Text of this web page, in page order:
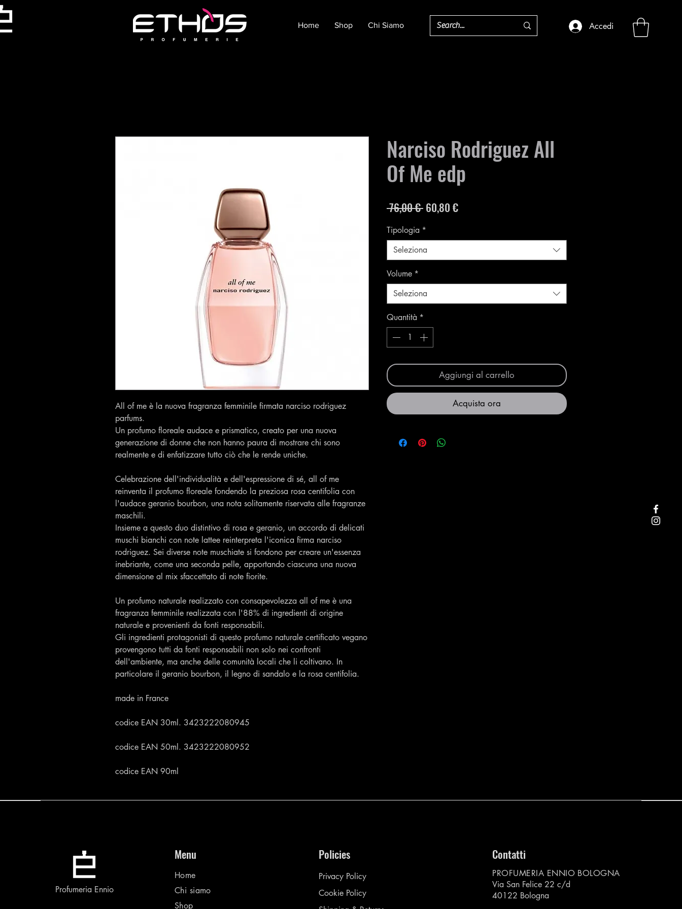
Home Shop Chi Siamo Accedi
All of me è la nuova fragranza femminile firmata narciso rodriguez
parfums.
Un profumo floreale audace e prismatico, creato per una nuova
generazione di donne che non hanno paura di mostrare chi sono
realmente e di enfatizzare tutto ciò che le rende uniche.
Celebrazione dell'individualità e dell'espressione di sé, all of me
reinventa il profumo floreale fondendo la preziosa rosa centifolia con
l'audace geranio bourbon, una nota solitamente riservata alle fragranze
maschili.
Insieme a questo duo distintivo di rosa e geranio, un accordo di delicati
muschi bianchi con note lattee reinterpreta l'iconica firma narciso
rodriguez. Sei diverse note muschiate si fondono per creare un'essenza
inebriante, come una seconda pelle, apportando ciascuna una nuova
dimensione al mix sfaccettato di note fiorite.
Un profumo naturale realizzato con consapevolezza all of me è una
fragranza femminile realizzata con l'88% di ingredienti di origine
naturale e provenienti da fonti responsabili.
Gli ingredienti protagonisti di questo profumo naturale certificato vegano
provengono tutti da fonti responsabili non solo nei confronti
dell'ambiente, ma anche delle comunità locali che li coltivano. In
particolare il geranio bourbon, il legno di sandalo e la rosa centifolia.
made in France
codice EAN 30ml. 3423222080945
codice EAN 50ml. 3423222080952
codice EAN 90ml
Narciso Rodriguez All
Of Me edp
76,00 € Prezzo
60,80 €Prezzo
Tipologia *
Seleziona
Volume *
Seleziona
Quantità *
Aggiungi al carrello
Acquista ora
Profumeria Ennio
Menu
Home
Chi siamo
Shop
Policies
Privacy Policy
Cookie Policy
Contatti
PROFUMERIA ENNIO BOLOGNA
Via San Felice 22 c/d
40122 Bologna